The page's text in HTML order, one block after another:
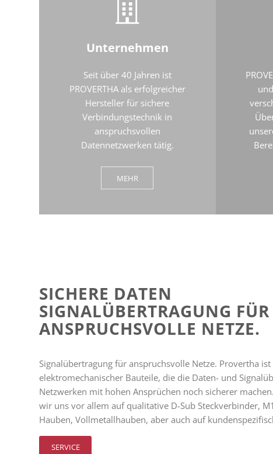
Unternehmen
Seit über 40 Jahren ist
PROVERTHA als erfolgreicher
Hersteller für sichere
Verbindungstechnik in
anspruchsvollen
Datennetzwerken tätig.
MEHR
SICHERE DATEN
SIGNALÜBERTRAGUNG FÜR
ANSPRUCHSVOLLE NETZE.
Signalübertragung für anspruchsvolle Netze. Provertha
elektromechanischer Bauteile, die die Daten- und
Netzwerken mit hohen Ansprüchen noch sicherer
wir uns vor allem auf qualitative D-Sub Steckverbinder,
Hauben, Vollmetallhauben, aber auch auf
SERVICE